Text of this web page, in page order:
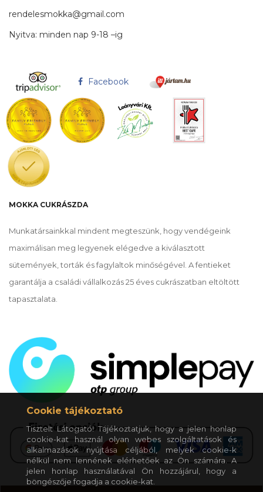
rendelesmokka@gmail.com
Nyitva: minden nap 9-18 –ig
Facebook
MOKKA CUKRÁSZDA
Munkatársainkkal mindent megteszünk, hogy vendégeink
maximálisan meg legyenek elégedve a kiválasztott
sütemények, torták és fagylaltok minőségével. A fentieket
garantálja a családi vállalkozás 25 éves cukrászatban eltöltött
tapasztalata.
Cookie tájékoztató
Tisztelt Látogató! Tájékoztatjuk, hogy a jelen honlap
cookie-kat használ olyan webes szolgáltatások és
alkalmazások nyújtása céljából, melyek cookie-k
nélkül nem lennének elérhetőek az Ön számára. A
jelen honlap használatával Ön hozzájárul, hogy a
böngészője fogadja a cookie-kat.